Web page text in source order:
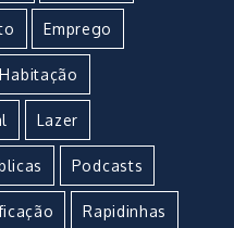
Emprego
Habitação
Lazer
Podcasts
Rapidinhas